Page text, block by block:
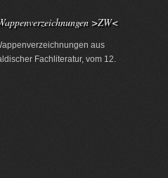
>ZW<
aus
Fachliteratur, vom 12.